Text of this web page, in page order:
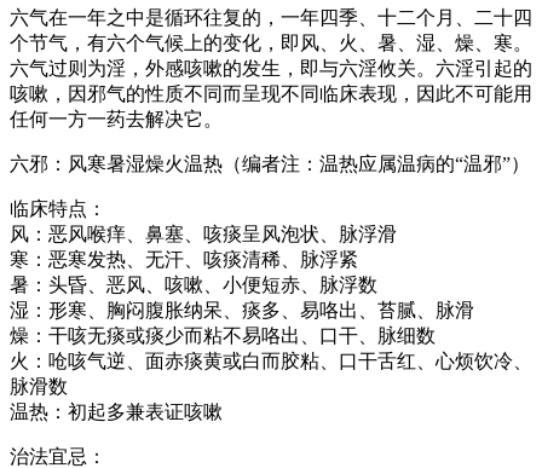
六气在一年之中是循环往复的，一年四季、十二个月、二十四
个节气，有六个气候上的变化，即风、火、暑、湿、燥、寒。
六气过则为淫，外感咳嗽的发生，即与六淫攸关。六淫引起的
咳嗽，因邪气的性质不同而呈现不同临床表现，因此不可能用
任何一方一药去解决它。
六邪：风寒暑湿燥火温热（编者注：温热应属温病的“温邪”）
临床特点：
风：恶风喉痒、鼻塞、咳痰呈风泡状、脉浮滑
寒：恶寒发热、无汗、咳痰清稀、脉浮紧
暑：头昏、恶风、咳嗽、小便短赤、脉浮数
湿：形寒、胸闷腹胀纳呆、痰多、易咯出、苔腻、脉滑
燥：干咳无痰或痰少而粘不易咯出、口干、脉细数
火：呛咳气逆、面赤痰黄或白而胶粘、口干舌红、心烦饮冷、
脉滑数
温热：初起多兼表证咳嗽
治法宜忌：